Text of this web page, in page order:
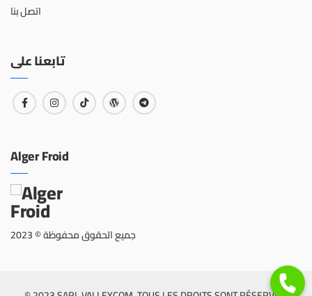
اتصل بنا
تابعنا على
Alger Froid
جميع الحقوق محفوظة © 2023